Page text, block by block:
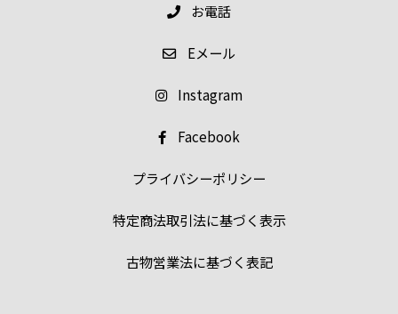
お電話
Eメール
Instagram
Facebook
プライバシーポリシー
特定商法取引法に基づく表示
古物営業法に基づく表記